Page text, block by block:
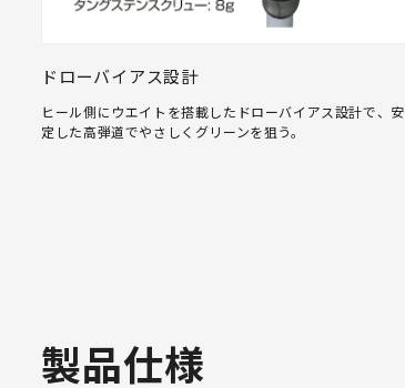
ドローバイアス設計
ヒール側にウエイトを搭載したドローバイアス設計で、安
定した高弾道でやさしくグリーンを狙う。
製品仕様